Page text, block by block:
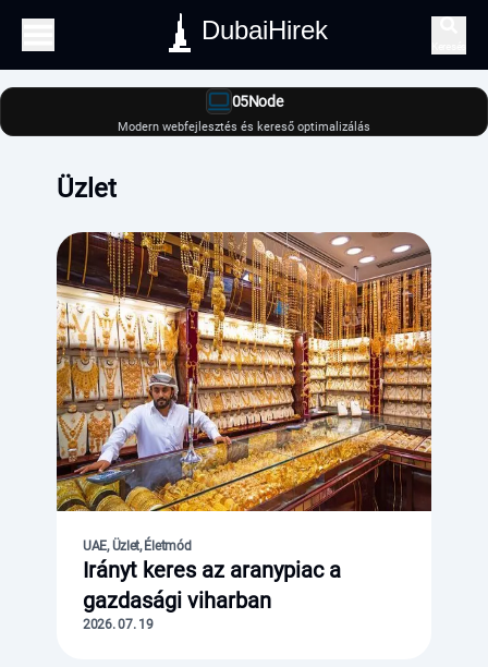
DubaiHirek
05Node
Modern webfejlesztés és kereső optimalizálás
Üzlet
UAE, Üzlet, Életmód
Irányt keres az aranypiac a
gazdasági viharban
2026. 07. 19